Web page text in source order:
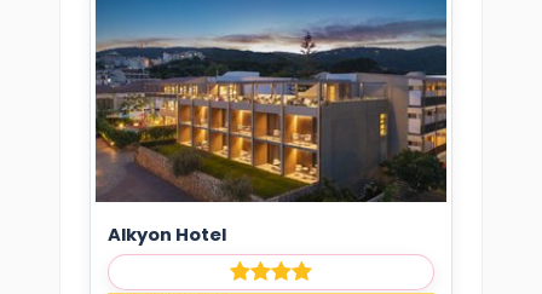
Alkyon Hotel